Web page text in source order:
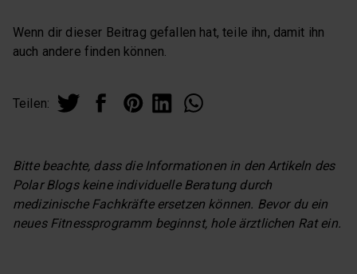
Wenn dir dieser Beitrag gefallen hat, teile ihn, damit ihn
auch andere finden können.
Teilen:
Bitte beachte, dass die Informationen in den Artikeln des
Polar Blogs keine individuelle Beratung durch
medizinische Fachkräfte ersetzen können. Bevor du ein
neues Fitnessprogramm beginnst, hole ärztlichen Rat ein.